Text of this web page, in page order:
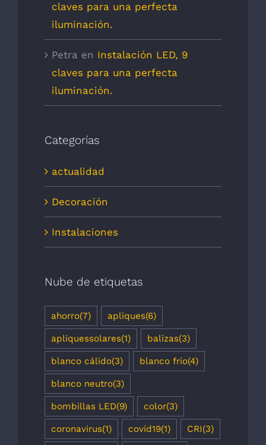
claves para una perfecta
iluminación.
Petra en Instalación LED, 9
claves para una perfecta
iluminación.
Categorías
actualidad
Decoración
Instalaciones
Nube de etiquetas
ahorro(7) apliques(6)
apliquessolares(1) balizas(3)
blanco cálido(3) blanco frío(4)
blanco neutro(3)
bombillas LED(9) color(3)
coronavirus(1) covid19(1) CRI(3)